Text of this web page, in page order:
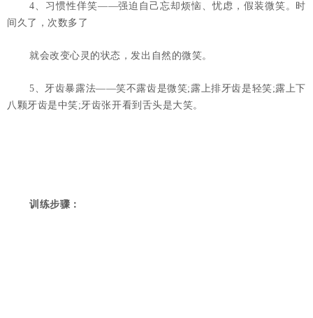
4、习惯性佯笑——强迫自己忘却烦恼、忧虑，假装微笑。时
间久了，次数多了
就会改变心灵的状态，发出自然的微笑。
5、牙齿暴露法——笑不露齿是微笑;露上排牙齿是轻笑;露上下
八颗牙齿是中笑;牙齿张开看到舌头是大笑。
训练步骤：